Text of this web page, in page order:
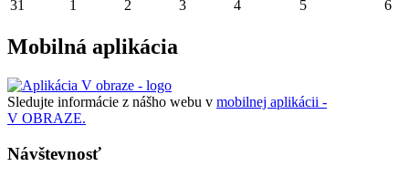
31
1 2 3 4 5 6
Mobilná aplikácia
Sledujte informácie z nášho webu v mobilnej aplikácii -
V OBRAZE.
Návštevnosť